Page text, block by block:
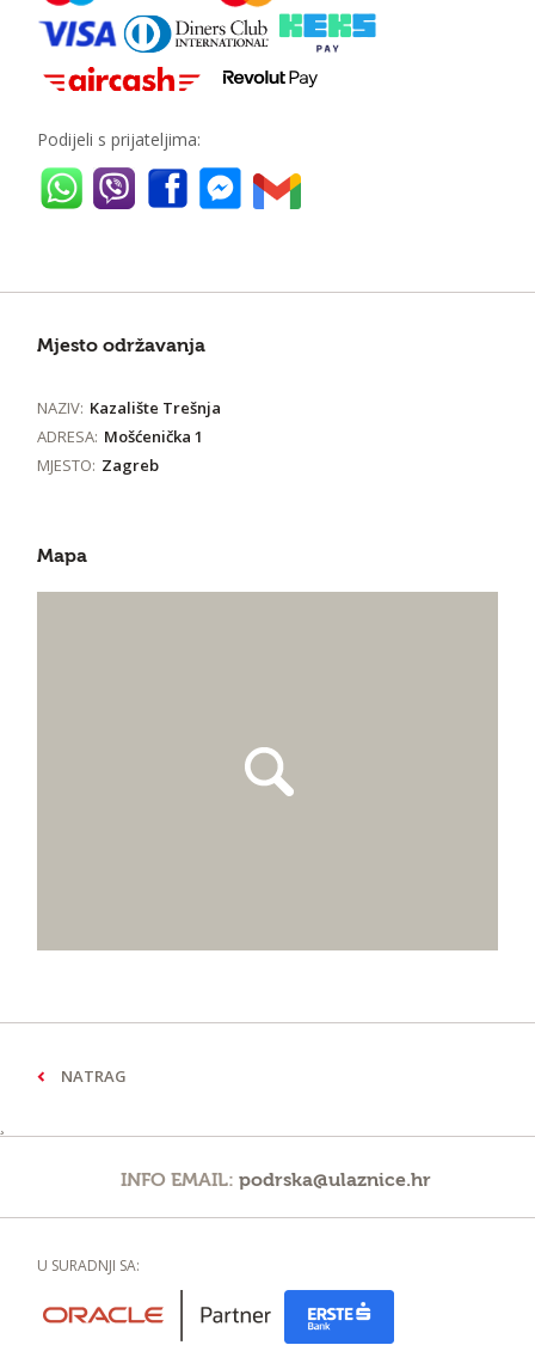
Podijeli s prijateljima:
Mjesto održavanja
NAZIV: Kazalište Trešnja
ADRESA: Mošćenička 1
MJESTO: Zagreb
Mapa
NATRAG
INFO EMAIL:podrska@ulaznice.hr
U SURADNJI SA: